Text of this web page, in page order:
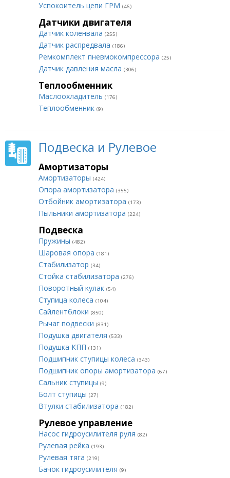
Успокоитель цепи ГРМ (46)
Датчики двигателя
Датчик коленвала (255)
Датчик распредвала (186)
Ремкомплект пневмокомпрессора (25)
Датчик давления масла (306)
Теплообменник
Маслоохладитель (176)
Теплообменник (9)
Подвеска и Рулевое
Амортизаторы
Амортизаторы (424)
Опора амортизатора (355)
Отбойник амортизатора (173)
Пыльники амортизатора (224)
Подвеска
Пружины (482)
Шаровая опора (181)
Стабилизатор (34)
Стойка стабилизатора (276)
Поворотный кулак (54)
Ступица колеса (104)
Сайлентблоки (850)
Рычаг подвески (831)
Подушка двигателя (533)
Подушка КПП (131)
Подшипник ступицы колеса (343)
Подшипник опоры амортизатора (67)
Сальник ступицы (9)
Болт ступицы (27)
Втулки стабилизатора (182)
Рулевое управление
Насос гидроусилителя руля (82)
Рулевая рейка (193)
Рулевая тяга (219)
Бачок гидроусилителя (9)